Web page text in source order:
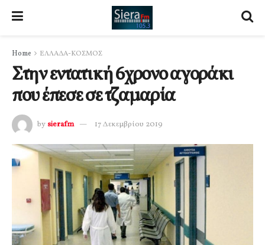
Home ΕΛΛΑΔΑ-ΚΟΣΜΟΣ
Στην εντατική 6χρονο αγοράκι
που έπεσε σε τζαμαρία
by sierafm 17 Δεκεμβρίου 2019